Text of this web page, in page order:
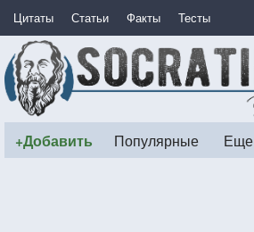
Цитаты Статьи Факты Тесты
+Добавить Популярные Еще